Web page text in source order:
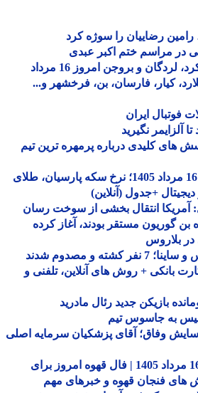
رضاییان را سوژه کرد
مراسم ختم اکبر عبدی
جدول قطعی برق شهرکرد، لردگان و بروجن امروز 16 مرداد
کیار، فارسان، بن، فرخشهر و...
ایران
نگیرید
کلیدی درباره پرمهره ترین تیم
قیمت طلا و دلار امروز 16 مرداد 1405؛ نرخ سکه پارسیان، طلای
آمریکا انتقال بخشی از سوخت رسان
مستقر بودند، آغاز کرده
شدند
+ روش های آنلاین، تلفنی و
بازیکن جدید رئال مادرید
به جاسوس تیم
وفاق؛ آقای پزشکیان سرمایه اصلی
فال قهوه امروز جمعه 16 مرداد 1405 | فال قهوه امروز برای
فنجان قهوه و خبرهای مهم